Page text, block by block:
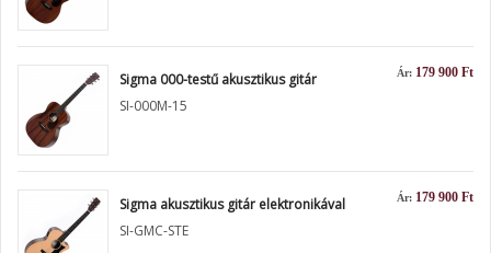
Ár: 179 900 Ft
Sigma 000-testű akusztikus gitár
SI-000M-15
Ár: 179 900 Ft
Sigma akusztikus gitár elektronikával
SI-GMC-STE